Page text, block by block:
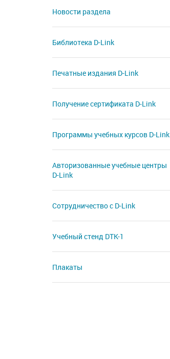
Новости раздела
Библиотека D-Link
Печатные издания D-Link
Получение сертификата D‑Link
Программы учебных курсов D-Link
Авторизованные учебные центры
D-Link
Сотрудничество с D-Link
Учебный стенд DTK-1
Плакаты